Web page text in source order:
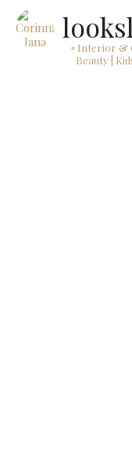
▫ Interior &
Beauty |